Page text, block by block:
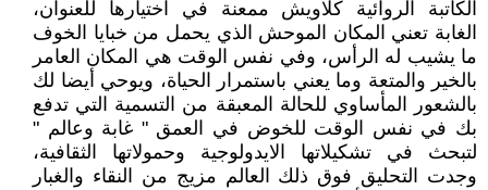
الكاتبة الروائية كلاويش ممعنة في اختيارها للعنوان،
الغابة تعني المكان الموحش الذي يحمل من خبايا الخوف
ما يشيب له الرأس، وفي نفس الوقت هي المكان العامر
بالخير والمتعة وما يعني باستمرار الحياة، ويوحي أيضا لك
بالشعور المأساوي للحالة المعبقة من التسمية التي تدفع
بك في نفس الوقت للخوض في العمق " غابة وعالم "
لتبحث في تشكيلاتها الايدولوجية وحمولاتها الثقافية،
وجدت التحليق فوق ذلك العالم مزيج من النقاء والغبار